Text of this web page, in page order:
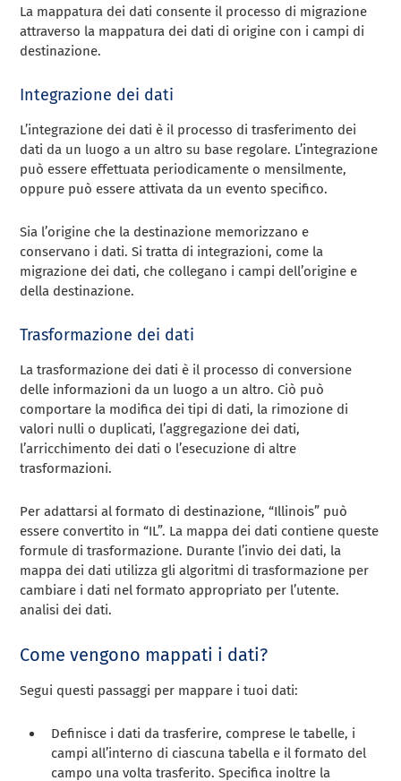
La mappatura dei dati consente il processo di migrazione
attraverso la mappatura dei dati di origine con i campi di
destinazione.
Integrazione dei dati
L’integrazione dei dati è il processo di trasferimento dei
dati da un luogo a un altro su base regolare. L’integrazione
può essere effettuata periodicamente o mensilmente,
oppure può essere attivata da un evento specifico.
Sia l’origine che la destinazione memorizzano e
conservano i dati. Si tratta di integrazioni, come la
migrazione dei dati, che collegano i campi dell’origine e
della destinazione.
Trasformazione dei dati
La trasformazione dei dati è il processo di conversione
delle informazioni da un luogo a un altro. Ciò può
comportare la modifica dei tipi di dati, la rimozione di
valori nulli o duplicati, l’aggregazione dei dati,
l’arricchimento dei dati o l’esecuzione di altre
trasformazioni.
Per adattarsi al formato di destinazione, “Illinois” può
essere convertito in “IL”. La mappa dei dati contiene queste
formule di trasformazione. Durante l’invio dei dati, la
mappa dei dati utilizza gli algoritmi di trasformazione per
cambiare i dati nel formato appropriato per l’utente.
analisi dei dati.
Come vengono mappati i dati?
Segui questi passaggi per mappare i tuoi dati:
Definisce i dati da trasferire, comprese le tabelle, i
campi all’interno di ciascuna tabella e il formato del
campo una volta trasferito. Specifica inoltre la